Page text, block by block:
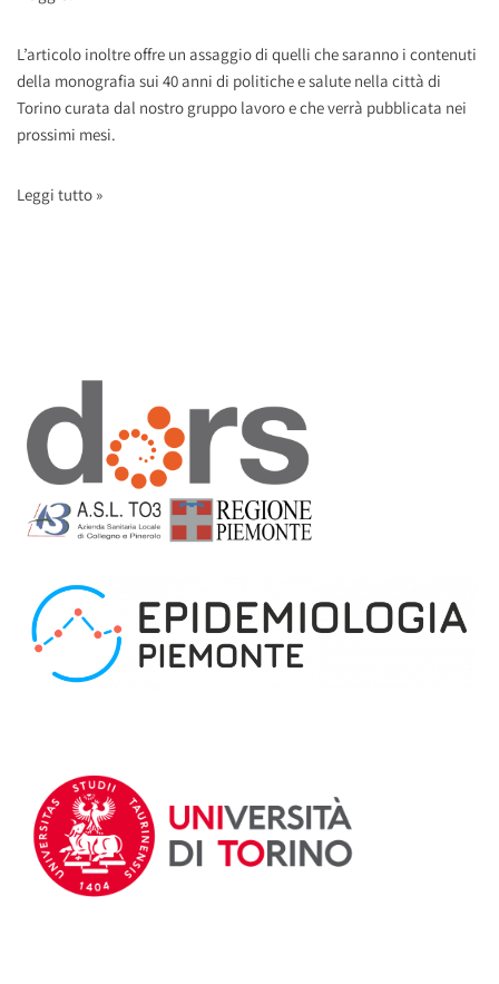
L’articolo inoltre offre un assaggio di quelli che saranno i contenuti
della monografia sui 40 anni di politiche e salute nella città di
Torino curata dal nostro gruppo lavoro e che verrà pubblicata nei
prossimi mesi.
Leggi tutto »